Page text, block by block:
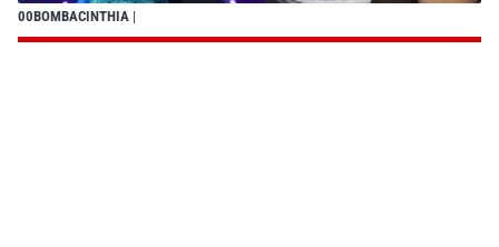
00BOMBACINTHIA |